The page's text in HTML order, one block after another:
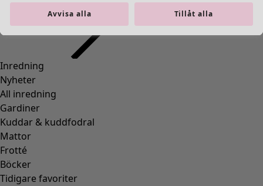
Inredning
Nyheter
All inredning
Gardiner
Kuddar & kuddfodral
Mattor
Frotté
Böcker
Tidigare favoriter
Avvisa alla Tillåt alla